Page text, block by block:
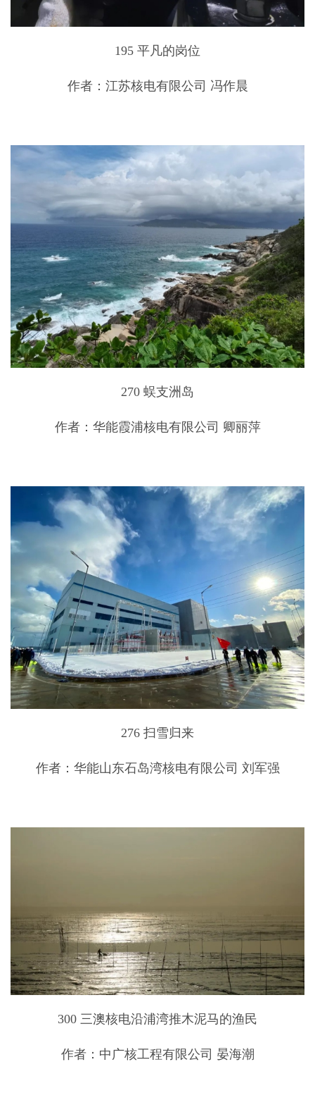
195 平凡的岗位
作者：江苏核电有限公司 冯作晨
270 蜈支洲岛
作者：华能霞浦核电有限公司 卿丽萍
276 扫雪归来
作者：华能山东石岛湾核电有限公司 刘军强
300 三澳核电沿浦湾推木泥马的渔民
作者：中广核工程有限公司 晏海潮